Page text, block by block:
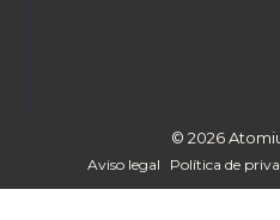
© 2026
Aviso legal Política de